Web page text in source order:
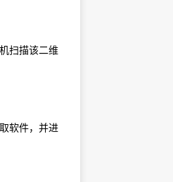
扫描该二维
软件，并进